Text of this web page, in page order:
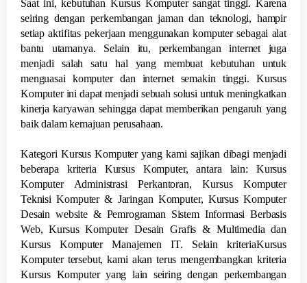
Saat ini, kebutuhan Kursus Komputer sangat tinggi. Karena
seiring dengan perkembangan jaman dan teknologi, hampir
setiap aktifitas pekerjaan menggunakan komputer sebagai alat
bantu utamanya. Selain itu, perkembangan internet juga
menjadi salah satu hal yang membuat kebutuhan untuk
menguasai komputer dan internet semakin tinggi. Kursus
Komputer ini dapat menjadi sebuah solusi untuk meningkatkan
kinerja karyawan sehingga dapat memberikan pengaruh yang
baik dalam kemajuan perusahaan.
Kategori Kursus Komputer yang kami sajikan dibagi menjadi
beberapa kriteria Kursus Komputer, antara lain: Kursus
Komputer Administrasi Perkantoran, Kursus Komputer
Teknisi Komputer & Jaringan Komputer, Kursus Komputer
Desain website & Pemrograman Sistem Informasi Berbasis
Web, Kursus Komputer Desain Grafis & Multimedia dan
Kursus Komputer Manajemen IT. Selain kriteriaKursus
Komputer tersebut, kami akan terus mengembangkan kriteria
Kursus Komputer yang lain seiring dengan perkembangan